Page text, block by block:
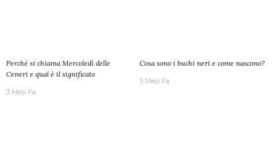
Perché si chiama Mercoledì delle
Ceneri e qual è il significato
3 Mesi Fa
Cosa sono i buchi neri e come nascono?
5 Mesi Fa